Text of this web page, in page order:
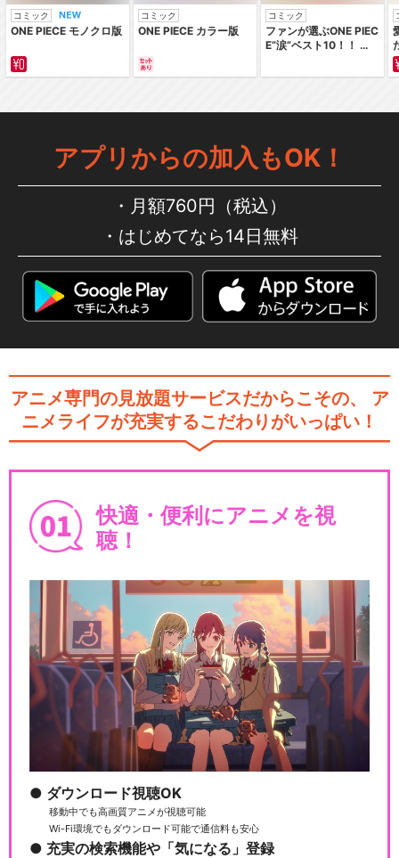
コミック
ONE PIECE モノクロ版
コミック
ONE PIECE カラー版
コミック
ファンが選ぶONE PIEC
E“涙”ベスト10！！ ～
編～ カラー版
アプリからの加入もOK！
月額760円（税込）
はじめてなら14日無料
アニメ専門の見放題サービスだからこその、
ア
ニメライフが充実するこだわりがいっぱい！
快適・便利にアニメを視
聴！
ダウンロード視聴OK
移動中でも高画質アニメが視聴可能
Wi-Fi環境でもダウンロード可能で通信料も安心
充実の検索機能や「気になる」登録